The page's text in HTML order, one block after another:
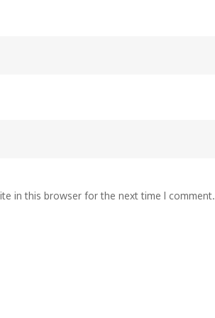
in this browser for the next time I comment.